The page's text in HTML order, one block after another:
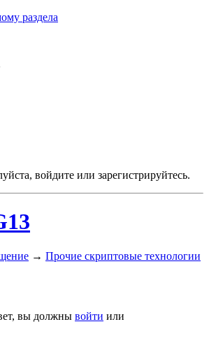
раздела
войдите или зарегистрируйтесь.
→ Прочие скриптовые технологии
вы должны войти или